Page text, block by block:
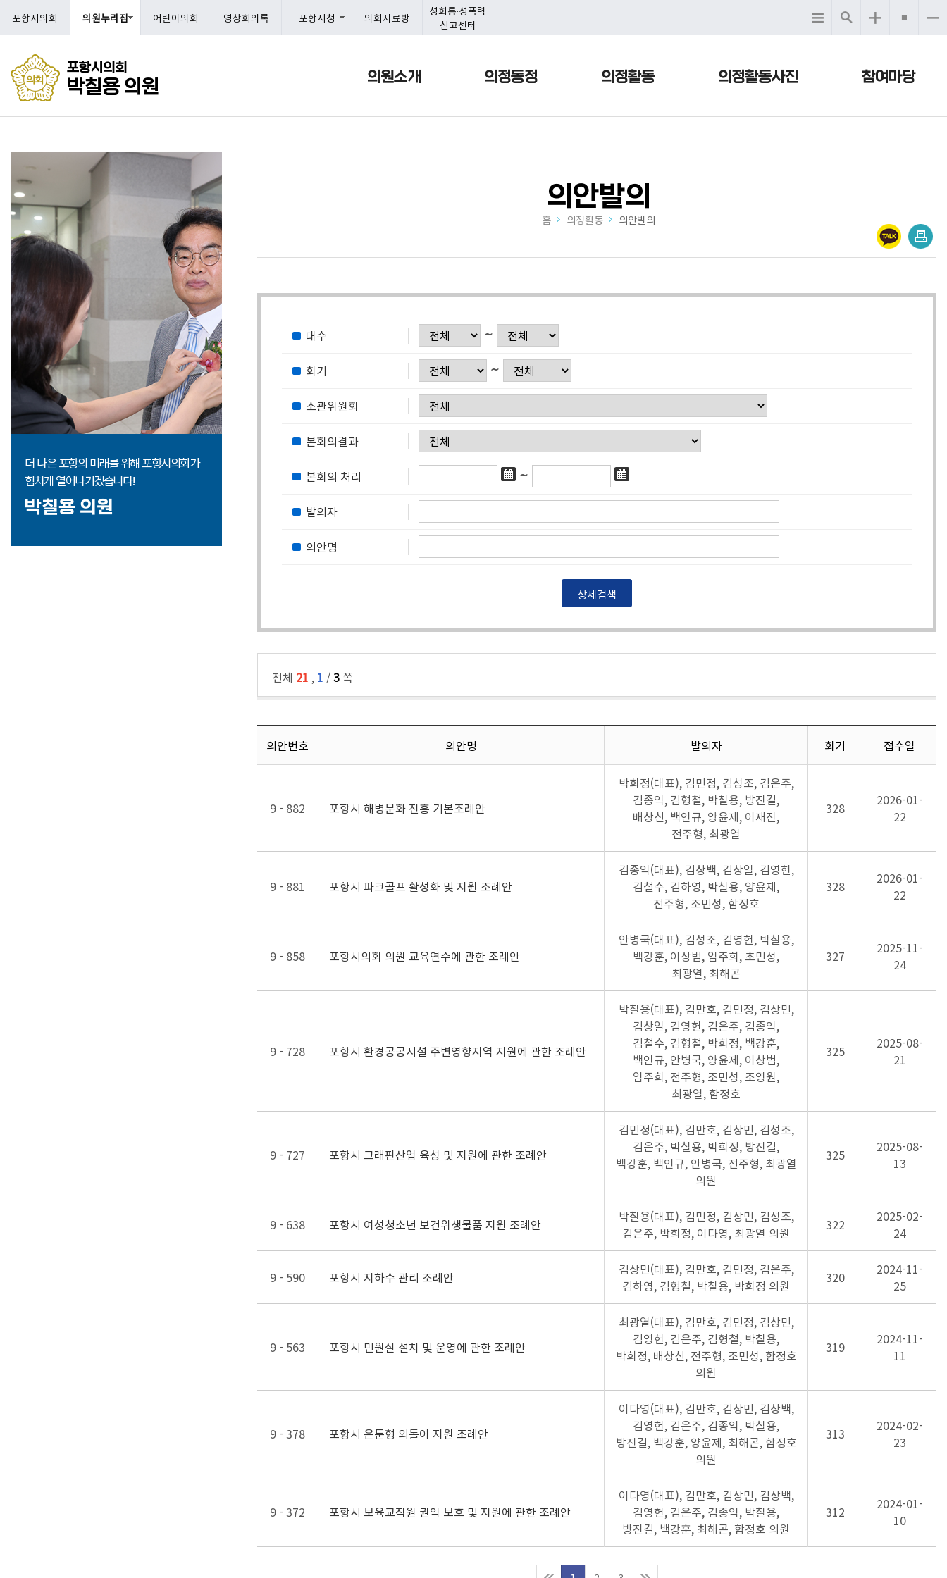
본문으로 바로가기
메인메뉴 바로가기
포항시의회
박칠용 의원
포항시의회 의원누리집 어린이의회 영상회의록 포항시청 의회자료방
성희롱·성폭력
신고센터
의원소개 의정동정 의정활동 의정활동사진 참여마당
더 나은 포항의 미래를 위해 포항시의회가
힘차게 열어나가겠습니다!
박칠용 의원
홈 의정활동 의안발의
의안발의
대수 ∼
회기 ∼
소관위원회
본회의결과
본회의 처리 ∼
발의자
의안명
전체 21 , 1 /3 쪽
의안번호 의안명 발의자 회기 접수일
9 - 882 포항시 해병문화 진흥 기본조례안
박희정(대표), 김민정, 김성조, 김은주,
김종익, 김형철, 박칠용, 방진길,
배상신, 백인규, 양윤제, 이재진,
전주형, 최광열
328
2026-01-
22
9 - 881 포항시 파크골프 활성화 및 지원 조례안
김종익(대표), 김상백, 김상일, 김영헌,
김철수, 김하영, 박칠용, 양윤제,
전주형, 조민성, 함정호
328
2026-01-
22
9 - 858 포항시의회 의원 교육연수에 관한 조례안
안병국(대표), 김성조, 김영헌, 박칠용,
백강훈, 이상범, 임주희, 초민성,
최광열, 최해곤
327
2025-11-
24
9 - 728 포항시 환경공공시설 주변영향지역 지원에 관한 조례안
박칠용(대표), 김만호, 김민정, 김상민,
김상일, 김영헌, 김은주, 김종익,
김철수, 김형철, 박희정, 백강훈,
백인규, 안병국, 양윤제, 이상범,
임주희, 전주형, 조민성, 조영원,
최광열, 함정호
325
2025-08-
21
9 - 727 포항시 그래핀산업 육성 및 지원에 관한 조례안
김민정(대표), 김만호, 김상민, 김성조,
김은주, 박칠용, 박희정, 방진길,
백강훈, 백인규, 안병국, 전주형, 최광열
의원
325
2025-08-
13
9 - 638 포항시 여성청소년 보건위생물품 지원 조례안
박칠용(대표), 김민정, 김상민, 김성조,
김은주, 박희정, 이다영, 최광열 의원
322
2025-02-
24
9 - 590 포항시 지하수 관리 조례안
김상민(대표), 김만호, 김민정, 김은주,
김하영, 김형철, 박칠용, 박희정 의원
320
2024-11-
25
9 - 563 포항시 민원실 설치 및 운영에 관한 조례안
최광열(대표), 김만호, 김민정, 김상민,
김영헌, 김은주, 김형철, 박칠용,
박희정, 배상신, 전주형, 조민성, 함정호
의원
319
2024-11-
11
9 - 378 포항시 은둔형 외톨이 지원 조례안
이다영(대표), 김만호, 김상민, 김상백,
김영헌, 김은주, 김종익, 박칠용,
방진길, 백강훈, 양윤제, 최해곤, 함정호
의원
313
2024-02-
23
9 - 372 포항시 보육교직원 권익 보호 및 지원에 관한 조례안
이다영(대표), 김만호, 김상민, 김상백,
김영헌, 김은주, 김종익, 박칠용,
방진길, 백강훈, 최해곤, 함정호 의원
312
2024-01-
10